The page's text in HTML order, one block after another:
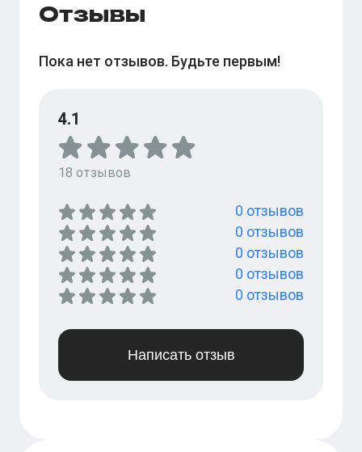
Отзывы
Пока нет отзывов. Будьте первым!
4.1
18 отзывов
0 отзывов
0 отзывов
0 отзывов
0 отзывов
0 отзывов
Написать отзыв